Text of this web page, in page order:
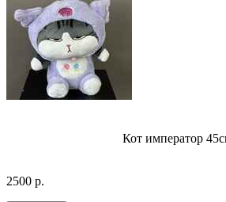
Кот император
2500 р.